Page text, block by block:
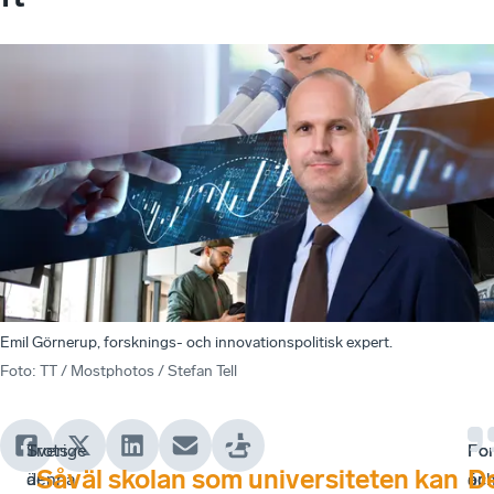
Emil Görnerup, forsknings- och innovationspolitisk expert.
Foto: TT / Mostphotos / Stefan Tell
Sverige
är
Trots
denna
Såväl skolan som universiteten kan är